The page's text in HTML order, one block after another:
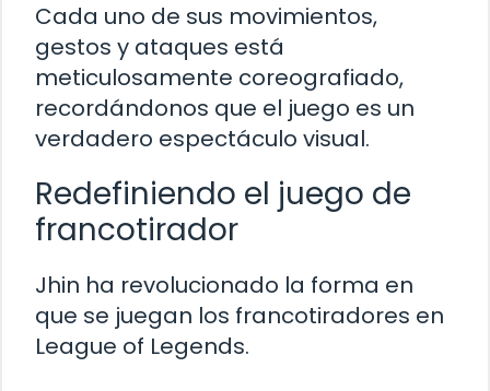
Cada uno de sus movimientos,
gestos y ataques está
meticulosamente coreografiado,
recordándonos que el juego es un
verdadero espectáculo visual.
Redefiniendo el juego de
francotirador
Jhin ha revolucionado la forma en
que se juegan los francotiradores en
League of Legends.